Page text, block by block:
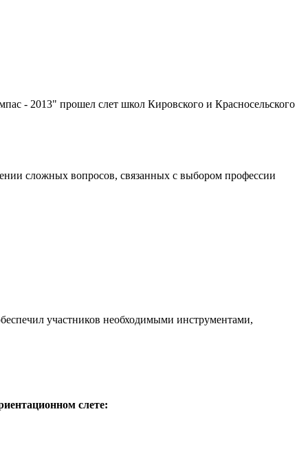
- 2013" прошел слет школ Кировского и Красносельского
сложных вопросов, связанных с выбором профессии
участников необходимыми инструментами,
слете: